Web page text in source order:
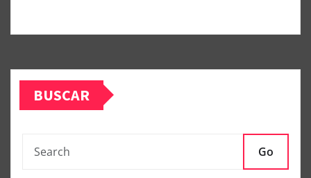
BUSCAR
Go